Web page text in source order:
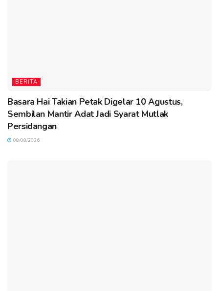
BERITA
Basara Hai Takian Petak Digelar 10 Agustus,
Sembilan Mantir Adat Jadi Syarat Mutlak
Persidangan
08/08/2026